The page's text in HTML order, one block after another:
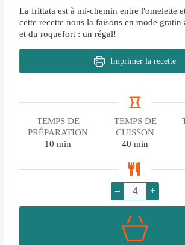
La frittata est à mi-chemin entre l'omelette
cette recette nous la faisons en mode gratin
et du roquefort : un régal!
Imprimer la recette
TEMPS DE
PRÉPARATION
10 minutes
min
TEMPS DE
CUISSON
40 minutes
min
– +